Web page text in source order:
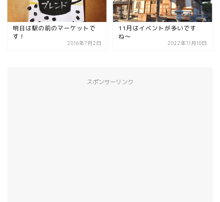
明日は駅の前のマーケットで
す！
2016年7月2日
11月はイベントが多いです
ね〜
2022年11月10日
スポンサーリンク